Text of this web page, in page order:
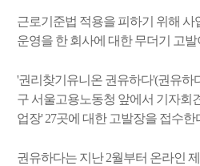
근로기준법 적용을 피하기 위해 사
운영을 한 회사에 대한 무더기 고
'권리찾기유니온 권유하다'(권유하
구 서울고용노동청 앞에서 기자회
업장' 27곳에 대한 고발장을 접수한
권유하다는 지난 2월부터 온라인